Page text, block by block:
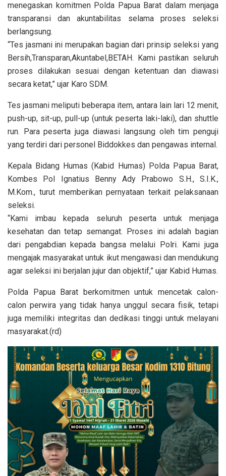
menegaskan komitmen Polda Papua Barat dalam menjaga
transparansi dan akuntabilitas selama proses seleksi
berlangsung.
“Tes jasmani ini merupakan bagian dari prinsip seleksi yang
Bersih,Transparan,Akuntabel,BETAH. Kami pastikan seluruh
proses dilakukan sesuai dengan ketentuan dan diawasi
secara ketat,” ujar Karo SDM.
Tes jasmani meliputi beberapa item, antara lain lari 12 menit,
push-up, sit-up, pull-up (untuk peserta laki-laki), dan shuttle
run. Para peserta juga diawasi langsung oleh tim penguji
yang terdiri dari personel Biddokkes dan pengawas internal.
Kepala Bidang Humas (Kabid Humas) Polda Papua Barat,
Kombes Pol Ignatius Benny Ady Prabowo S.H., S.I.K.,
M.Kom., turut memberikan pernyataan terkait pelaksanaan
seleksi.
“Kami imbau kepada seluruh peserta untuk menjaga
kesehatan dan tetap semangat. Proses ini adalah bagian
dari pengabdian kepada bangsa melalui Polri. Kami juga
mengajak masyarakat untuk ikut mengawasi dan mendukung
agar seleksi ini berjalan jujur dan objektif,” ujar Kabid Humas.
Polda Papua Barat berkomitmen untuk mencetak calon-
calon perwira yang tidak hanya unggul secara fisik, tetapi
juga memiliki integritas dan dedikasi tinggi untuk melayani
masyarakat.(rd)